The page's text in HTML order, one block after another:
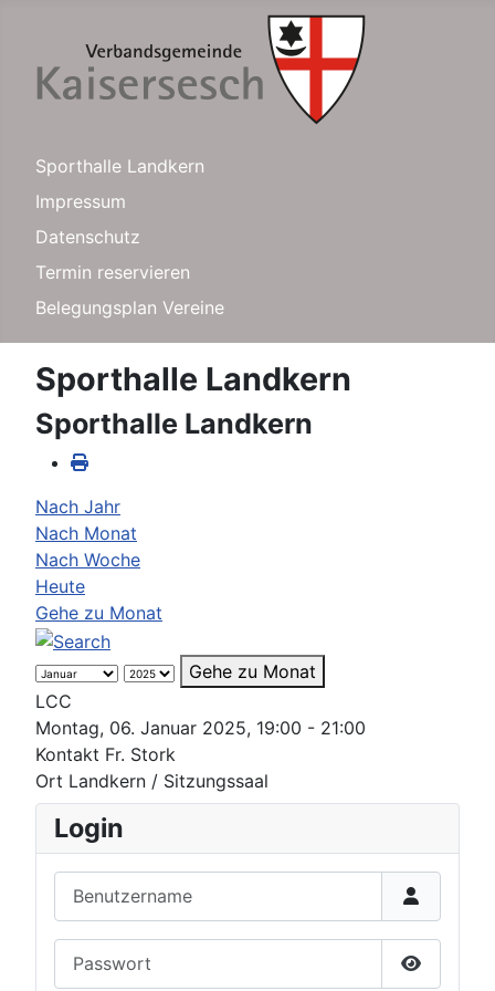
Sporthalle Landkern
Impressum
Datenschutz
Termin reservieren
Belegungsplan Vereine
Sporthalle Landkern
Sporthalle Landkern
Nach Jahr
Nach Monat
Nach Woche
Heute
Gehe zu Monat
Gehe zu Monat
LCC
Montag, 06. Januar 2025, 19:00 - 21:00
Kontakt Fr. Stork
Ort Landkern / Sitzungssaal
Login